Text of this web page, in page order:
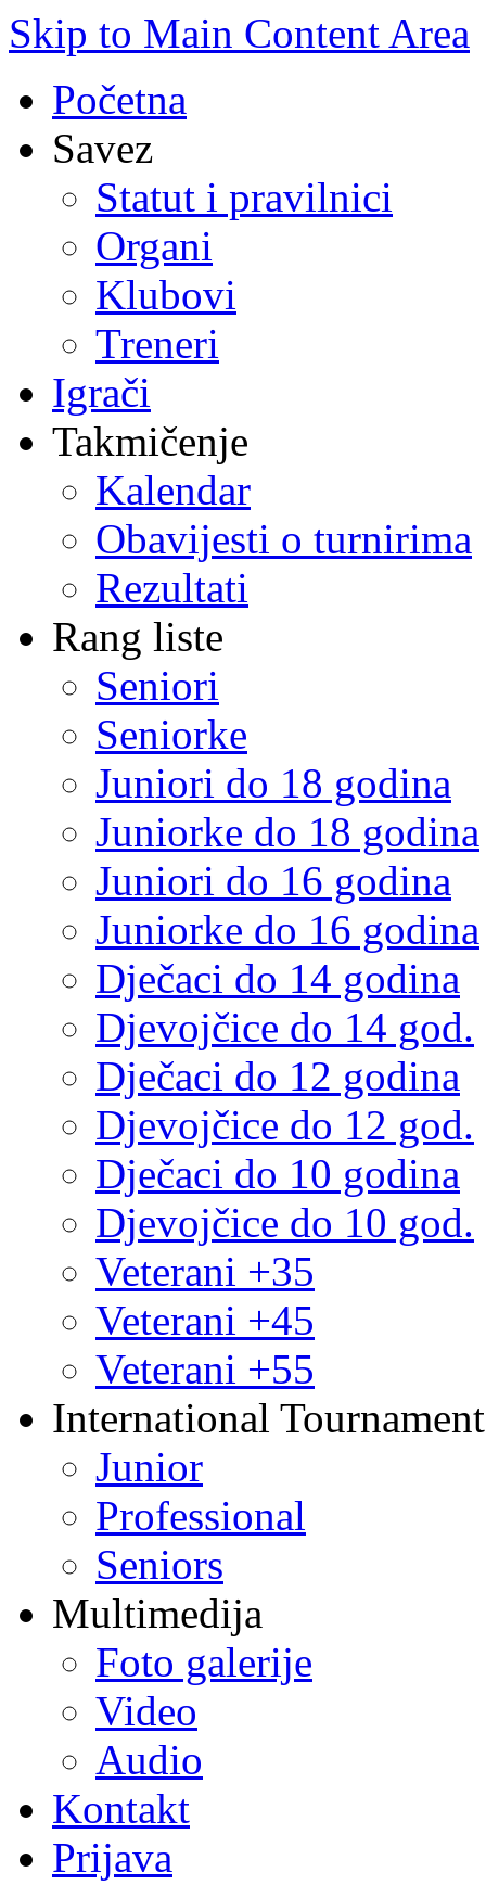
Skip to Main Content Area
Početna
Savez
Statut i pravilnici
Organi
Klubovi
Treneri
Igrači
Takmičenje
Kalendar
Obavijesti o turnirima
Rezultati
Rang liste
Seniori
Seniorke
Juniori do 18 godina
Juniorke do 18 godina
Juniori do 16 godina
Juniorke do 16 godina
Dječaci do 14 godina
Djevojčice do 14 god.
Dječaci do 12 godina
Djevojčice do 12 god.
Dječaci do 10 godina
Djevojčice do 10 god.
Veterani +35
Veterani +45
Veterani +55
International
Junior
Professional
Seniors
Multimedija
Foto galerije
Video
Audio
Kontakt
Prijava